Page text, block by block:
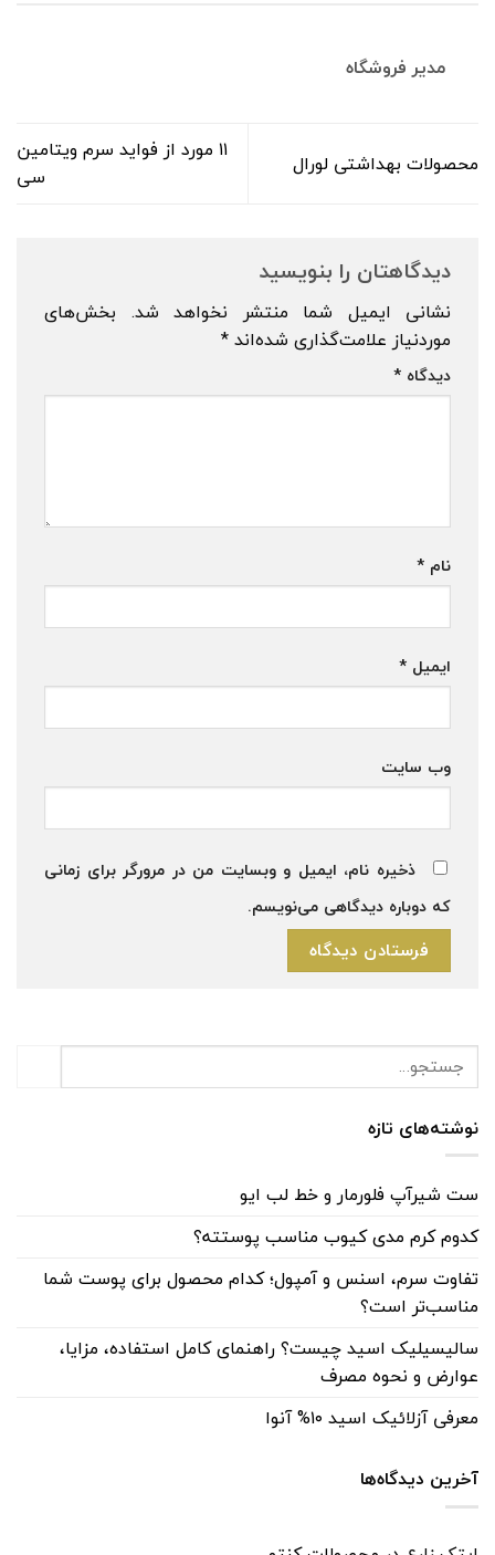
مدیر فروشگاه
محصولات بهداشتی لورال
۱۱ مورد از فواید سرم ویتامین
سی
دیدگاهتان را بنویسید
نشانی ایمیل شما منتشر نخواهد شد. بخش‌های
موردنیاز علامت‌گذاری شده‌اند*
دیدگاه *
نام *
ایمیل *
وب‌ سایت
ذخیره نام، ایمیل و وبسایت من در مرورگر برای زمانی
که دوباره دیدگاهی می‌نویسم.
نوشته‌های تازه
ست شیرآپ فلورمار و خط لب ایو
کدوم کرم مدی کیوب مناسب پوستته؟
تفاوت سرم، اسنس و آمپول؛ کدام محصول برای پوست شما
مناسب‌تر است؟
سالیسیلیک اسید چیست؟ راهنمای کامل استفاده، مزایا،
عوارض و نحوه مصرف
معرفی آزلائیک اسید ۱۰% آنوا
آخرین دیدگاه‌ها